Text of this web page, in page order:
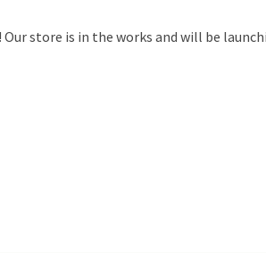
store is in the works and will be